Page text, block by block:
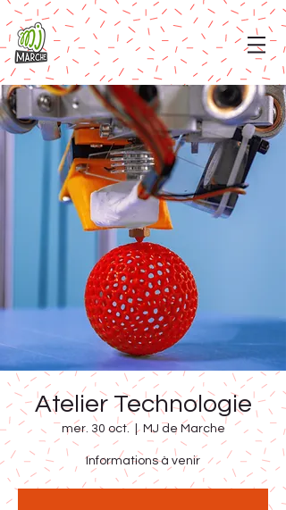
Atelier Technologie
mer. 30 oct.
  |
MJ de Marche